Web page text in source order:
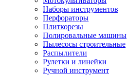
Наборы инструментов
Перфораторы
Плиткорезы
Полировальные машины
Пылесосы строительные
Распылители
Рулетки и линейки
Ручной инструмент